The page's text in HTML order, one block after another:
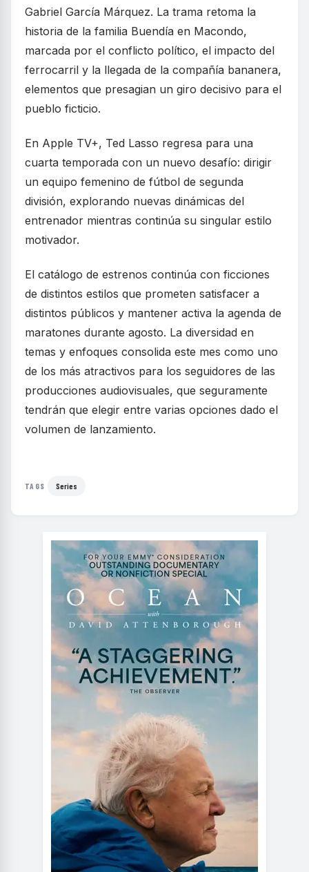
Gabriel García Márquez. La trama retoma la
historia de la familia Buendía en Macondo,
marcada por el conflicto político, el impacto del
ferrocarril y la llegada de la compañía bananera,
elementos que presagian un giro decisivo para el
pueblo ficticio.
En Apple TV+, Ted Lasso regresa para una
cuarta temporada con un nuevo desafío: dirigir
un equipo femenino de fútbol de segunda
división, explorando nuevas dinámicas del
entrenador mientras continúa su singular estilo
motivador.
El catálogo de estrenos continúa con ficciones
de distintos estilos que prometen satisfacer a
distintos públicos y mantener activa la agenda de
maratones durante agosto. La diversidad en
temas y enfoques consolida este mes como uno
de los más atractivos para los seguidores de las
producciones audiovisuales, que seguramente
tendrán que elegir entre varias opciones dado el
volumen de lanzamiento.
TAGS Series